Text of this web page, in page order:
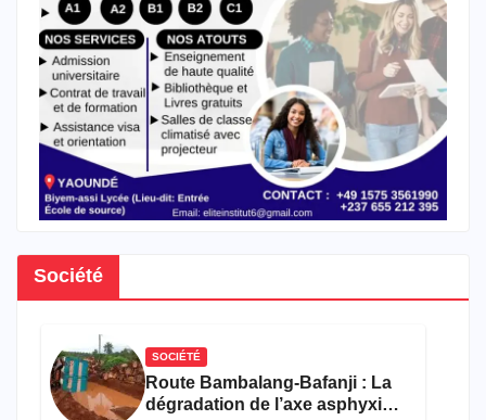
Société
SOCIÉTÉ
Route Bambalang-Bafanji : La
dégradation de l’axe asphyxie